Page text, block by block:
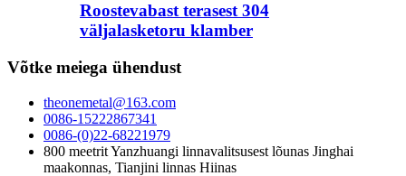
Roostevabast terasest 304
väljalasketoru klamber
Võtke meiega ühendust
theonemetal@163.com
0086-15222867341
0086-(0)22-68221979
800 meetrit Yanzhuangi linnavalitsusest lõunas Jinghai
maakonnas, Tianjini linnas Hiinas